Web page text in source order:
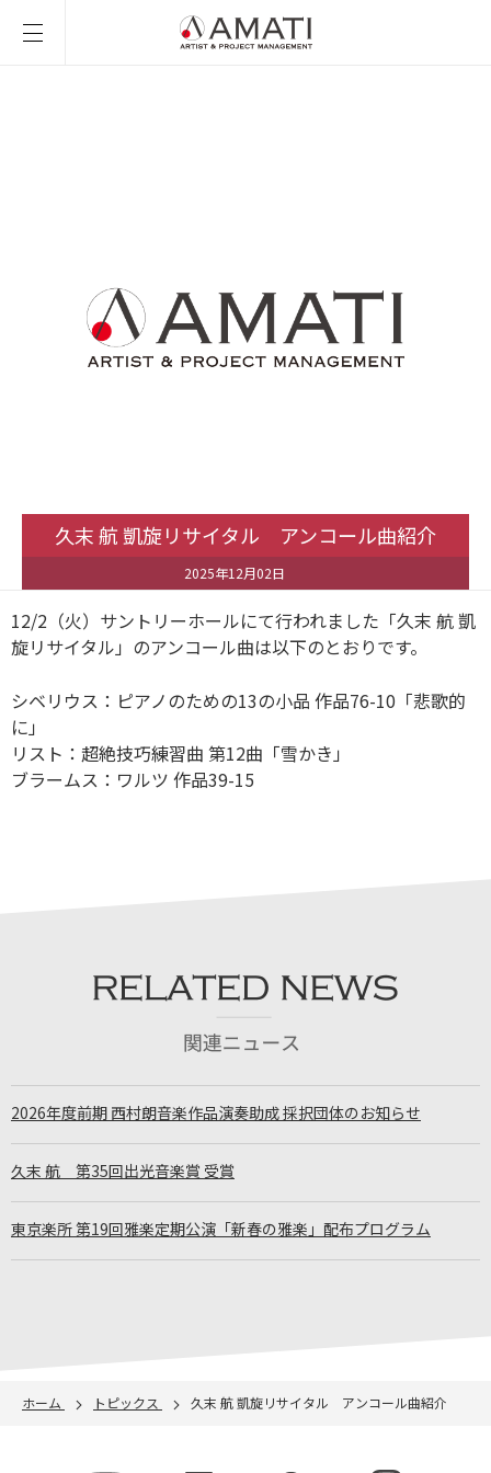
久末 航 凱旋リサイタル アンコール曲紹介
2025年12月02日
12/2（火）サントリーホールにて行われました「久末 航 凱
旋リサイタル」のアンコール曲は以下のとおりです。
シベリウス：ピアノのための13の小品 作品76-10「悲歌的
に」
リスト：超絶技巧練習曲 第12曲「雪かき」
ブラームス：ワルツ 作品39-15
2026年度前期 西村朗音楽作品演奏助成 採択団体のお知らせ
久末 航 第35回出光音楽賞 受賞
東京楽所 第19回雅楽定期公演「新春の雅楽」配布プログラム
ホーム トピックス 久末 航 凱旋リサイタル アンコール曲紹介